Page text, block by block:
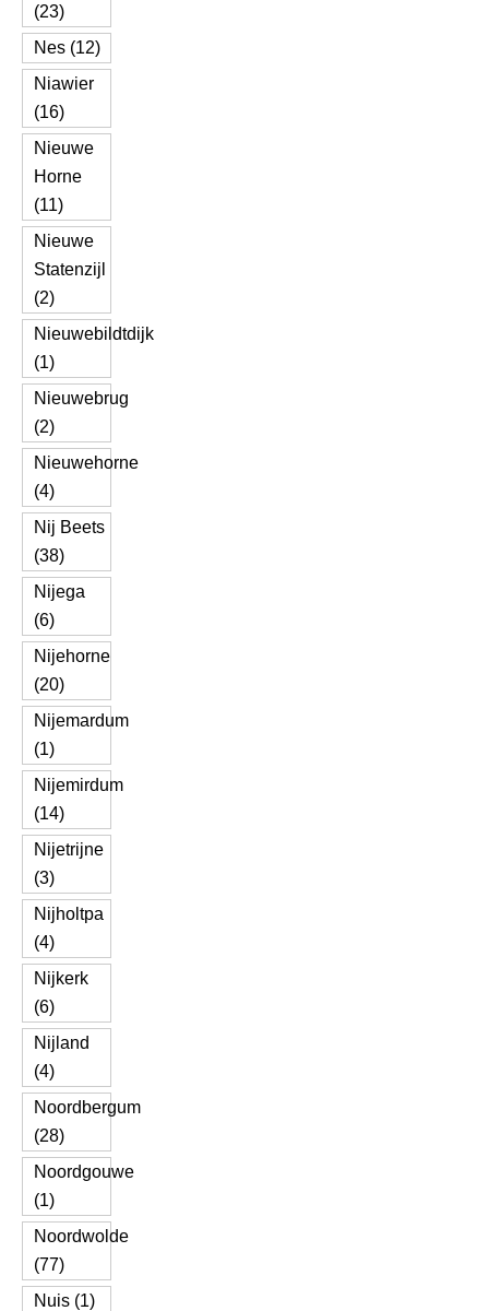
(23)
Nes (12)
Niawier
(16)
Nieuwe
Horne
(11)
Nieuwe
Statenzijl
(2)
Nieuwebildtdijk
(1)
Nieuwebrug
(2)
Nieuwehorne
(4)
Nij Beets
(38)
Nijega
(6)
Nijehorne
(20)
Nijemardum
(1)
Nijemirdum
(14)
Nijetrijne
(3)
Nijholtpa
(4)
Nijkerk
(6)
Nijland
(4)
Noordbergum
(28)
Noordgouwe
(1)
Noordwolde
(77)
Nuis (1)